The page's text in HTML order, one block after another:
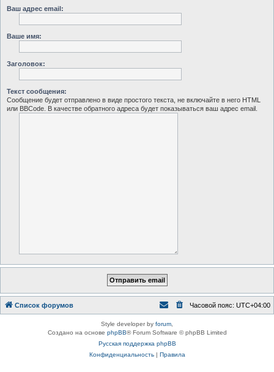
Ваш адрес email:
Ваше имя:
Заголовок:
Текст сообщения:
Сообщение будет отправлено в виде простого текста, не включайте в него HTML
или BBCode. В качестве обратного адреса будет показываться ваш адрес email.
Список форумов Часовой пояс: UTC+04:00
Style developer by forum
Создано на основе phpBB® Forum Software © phpBB Limited
Русская поддержка phpBB
Конфиденциальность| Правила